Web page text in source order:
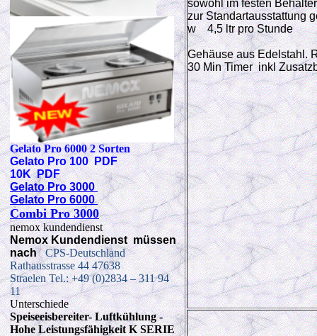
Gelato Pro 6000 2 Sorten
Gelato Pro 100 PDF
10K PDF
Gelato Pro 3000
Gelato Pro 6000
Combi Pro 3000
nemox kundendienst
Nemox Kundendienst müssen
nach CPS-Deutschland
Rathausstrasse 44 47638
Straelen Tel.: +49 (0)2834 – 311 94
11
Unterschiede
Speiseeisbereiter- Luftkühlung -
Hohe Leistungsfähigkeit K SERIE
sowohl im festen
zur Standartausstattung
w 4,5 ltr pro Stunde
Gehäuse aus Edelstahl.
30 Min Timer inkl